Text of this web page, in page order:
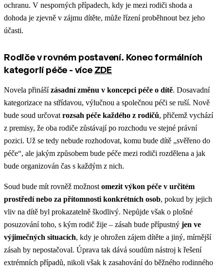
ochranu. V nesporných případech, kdy je mezi rodiči shoda a
dohoda je zjevně v zájmu dítěte, může řízení proběhnout bez jeho
účasti.
Rodiče v rovném postavení. Konec formálních
kategorií péče - více ZDE
Novela přinášízásadní změnu v koncepci péče o dítě. Dosavadní
kategorizace na střídavou, výlučnou a společnou péči se ruší. Nově
bude soud určovat rozsah péče každého z rodičů, přičemž vychází
z premisy, že oba rodiče zůstávají po rozchodu ve stejné právní
pozici. Už se tedy nebude rozhodovat, komu bude dítě „svěřeno do
péče“, ale jakým způsobem bude péče mezi rodiči rozdělena a jak
bude organizován čas s každým z nich.
Soud bude mít rovněž možnost omezit výkon péče v určitém
prostředí nebo za přítomnosti konkrétních osob, pokud by jejich
vliv na dítě byl prokazatelně škodlivý. Nepůjde však o plošné
posuzování toho, s kým rodič žije – zásah bude přípustný jen ve
výjimečných situacích, kdy je ohrožen zájem dítěte a jiný, mírnější
zásah by nepostačoval. Úprava tak dává soudům nástroj k řešení
extrémních případů, nikoli však k zasahování do běžného rodinného